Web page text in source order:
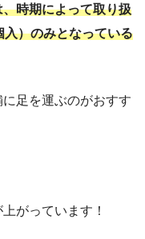
時期によって取り扱
）のみとなっている
足を運ぶのがおすす
がっています！